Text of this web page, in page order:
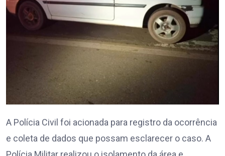
A Polícia Civil foi acionada para registro da ocorrência
e coleta de dados que possam esclarecer o caso. A